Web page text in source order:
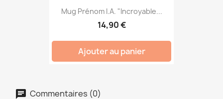
Mug Prénom I.A. "Incroyable...
14,90 €
Ajouter au panier
Commentaires (0)